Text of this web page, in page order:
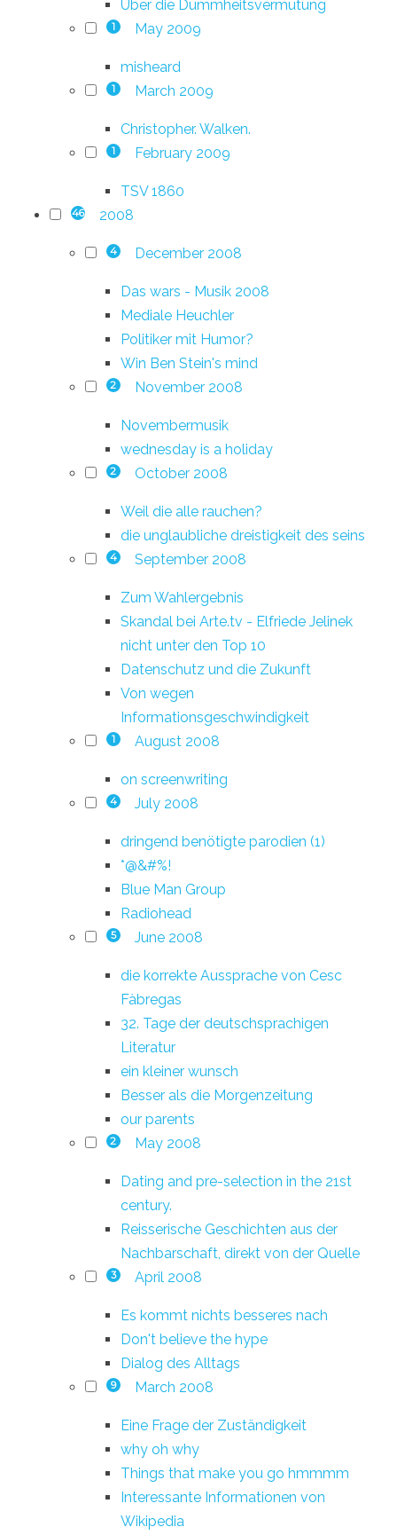
Über die Dummheitsvermutung
1 May 2009
misheard
1 March 2009
Christopher. Walken.
1 February 2009
TSV 1860
46 2008
4 December 2008
Das wars - Musik 2008
Mediale Heuchler
Politiker mit Humor?
Win Ben Stein's mind
2 November 2008
Novembermusik
wednesday is a holiday
2 October 2008
Weil die alle rauchen?
die unglaubliche dreistigkeit des seins
4 September 2008
Zum Wahlergebnis
Skandal bei Arte.tv - Elfriede Jelinek
nicht unter den Top 10
Datenschutz und die Zukunft
Von wegen
Informationsgeschwindigkeit
1 August 2008
on screenwriting
4 July 2008
dringend benötigte parodien (1)
*@&#%!
Blue Man Group
Radiohead
5 June 2008
die korrekte Aussprache von Cesc
Fàbregas
32. Tage der deutschsprachigen
Literatur
ein kleiner wunsch
Besser als die Morgenzeitung
our parents
2 May 2008
Dating and pre-selection in the 21st
century.
Reisserische Geschichten aus der
Nachbarschaft, direkt von der Quelle
3 April 2008
Es kommt nichts besseres nach
Don't believe the hype
Dialog des Alltags
9 March 2008
Eine Frage der Zuständigkeit
why oh why
Things that make you go hmmmm
Interessante Informationen von
Wikipedia